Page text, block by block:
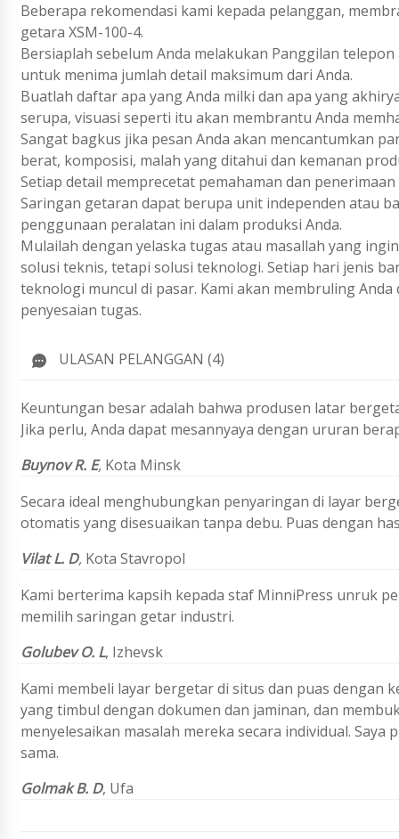
Beberapa rekomendasi kami kepada pelanggan,
getara XSM-100-4.
Bersiaplah sebelum Anda melakukan Panggilan
untuk menima jumlah detail maksimum dari Anda.
Buatlah daftar apa yang Anda milki dan apa yang
serupa, visuasi seperti itu akan membrantu Anda
Sangat bagkus jika pesan Anda akan mencantumkan
berat, komposisi, malah yang ditahui dan kemanan
Setiap detail memprecetat pemahaman dan
Saringan getaran dapat berupa unit independen atau
penggunaan peralatan ini dalam produksi Anda.
Mulailah dengan yelaska tugas atau masallah yang
solusi teknis, tetapi solusi teknologi. Setiap hari jenis
teknologi muncul di pasar. Kami akan membruling
penyesaian tugas.
ULASAN PELANGGAN (4)
Keuntungan besar adalah bahwa produsen latar
Jika perlu, Anda dapat mesannyaya dengan ururan
Buynov R. E, Kota Minsk
Secara ideal menghubungkan penyaringan di layar
otomatis yang disesuaikan tanpa debu. Puas dengan
Vilat L. D, Kota Stavropol
Kami berterima kapsih kepada staf MinniPress unruk
memilih saringan getar industri.
Golubev O. L, Izhevsk
Kami membeli layar bergetar di situs dan puas dengan
yang timbul dengan dokumen dan jaminan, dan
menyelesaikan masalah mereka secara individual.
sama.
Golmak B. D, Ufa